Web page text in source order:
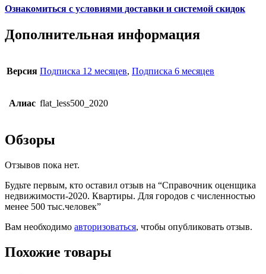
Ознакомиться с условиями доставки и системой скидок
Дополнительная информация
Версия Подписка 12 месяцев, Подписка 6 месяцев
Алиас flat_less500_2020
Обзоры
Отзывов пока нет.
Будьте первым, кто оставил отзыв на “Справочник оценщика
недвижимости-2020. Квартиры. Для городов с численностью
менее 500 тыс.человек”
Вам необходимо авторизоваться, чтобы опубликовать отзыв.
Похожие товары